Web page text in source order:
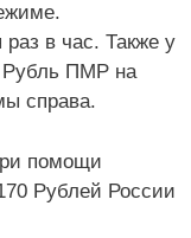
в час. Также у
Рубль ПМР на
справа.
помощи
Рублей России